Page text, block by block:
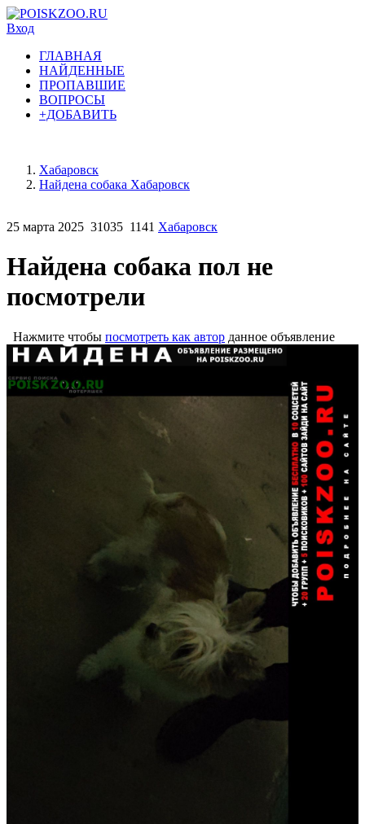
Вход
ГЛАВНАЯ
НАЙДЕННЫЕ
ПРОПАВШИЕ
ВОПРОСЫ
+ДОБАВИТЬ
Хабаровск
Найдена собака Хабаровск
25 марта 2025 31035 1141 Хабаровск
Найдена собака пол не
посмотрели
Нажмите чтобы посмотреть как автор данное объявление